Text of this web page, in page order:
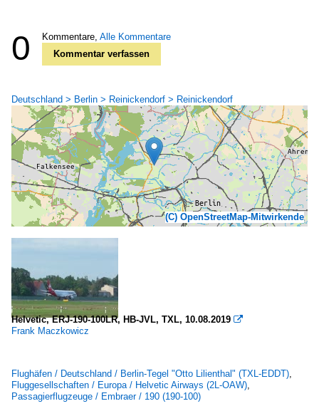
0 Kommentare, Alle Kommentare
Kommentar verfassen
Deutschland > Berlin > Reinickendorf > Reinickendorf
(C) OpenStreetMap-Mitwirkende
Helvetic, ERJ-190-100LR, HB-JVL, TXL, 10.08.2019 
Frank Maczkowicz
Flughäfen / Deutschland / Berlin-Tegel "Otto Lilienthal" (TXL-EDDT),
Fluggesellschaften / Europa / Helvetic Airways (2L-OAW),
Passagierflugzeuge / Embraer / 190 (190-100)